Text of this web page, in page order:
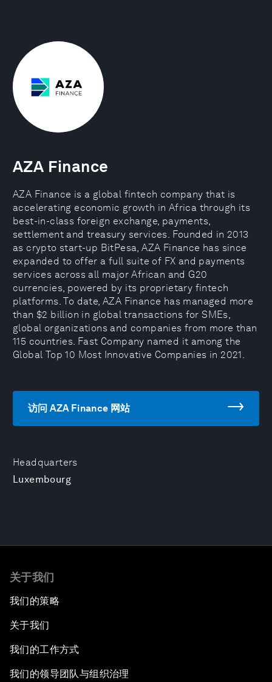
Headquarters
Luxembourg
AZA Finance
AZA Finance is a global fintech company that is
accelerating economic growth in Africa through its
best-in-class foreign exchange, payments,
settlement and treasury services. Founded in 2013
as crypto start-up BitPesa, AZA Finance has since
expanded to offer a full suite of FX and payments
services across all major African and G20
currencies, powered by its proprietary fintech
platforms. To date, AZA Finance has managed more
than $2 billion in global transactions for SMEs,
global organizations and companies from more than
115 countries. Fast Company named it among the
Global Top 10 Most Innovative Companies in 2021.
访问 AZA Finance 网站
关于我们
我们的策略
关于我们
我们的工作方式
我们的领导团队与组织治理